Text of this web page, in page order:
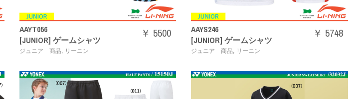
AAYT056
[JUNIOR] ゲームシャツ
ジュニア 商品, リーニン
￥ 5500
AAYS246
[JUNIOR] ゲームシャツ
ジュニア 商品, リーニン
￥ 5748